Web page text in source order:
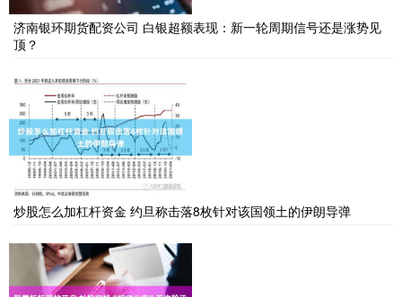
济南银环期货配资公司 白银超额表现：新一轮周期信号还是涨势见
顶？
炒股怎么加杠杆资金 约旦称击落8枚针对该国领土的伊朗导弹